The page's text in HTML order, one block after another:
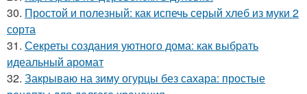
30. Простой и полезный: как испечь серый хлеб из муки 2
сорта
31. Секреты создания уютного дома: как выбрать
идеальный аромат
32. Закрываю на зиму огурцы без сахара: простые